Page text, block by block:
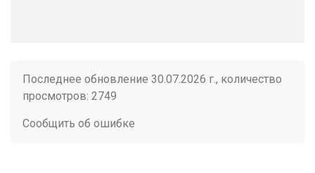
Последнее обновление 30.07.2026 г., количество
просмотров: 2749
Сообщить об ошибке